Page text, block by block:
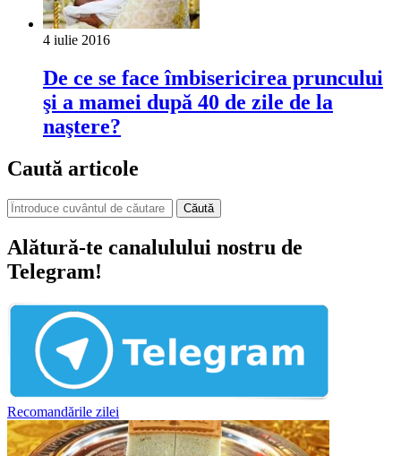
4 iulie 2016
De ce se face îmbisericirea pruncului
şi a mamei după 40 de zile de la
naştere?
Caută articole
Căută
Alătură-te canalulului nostru de
Telegram!
Recomandările zilei